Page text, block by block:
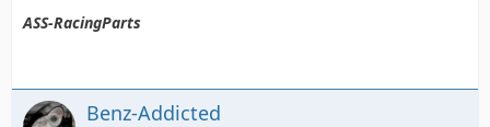
ASS-RacingParts
Benz-Addicted